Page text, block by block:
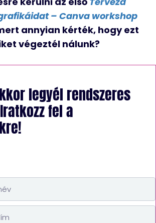
– Canva workshop
annyian kérték, hogy ezt
végeztél nálunk?
legyél rendszeres
fel a